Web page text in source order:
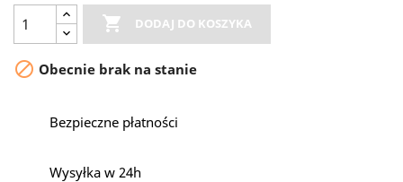
 DODAJ DO KOSZYKA
 Obecnie brak na stanie
Bezpieczne płatności
Wysyłka w 24h